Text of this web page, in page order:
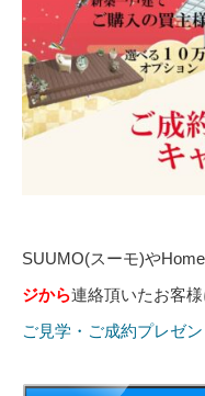
SUUMO(スーモ)や
ジから連絡頂いたお客様
ご見学・ご成約プレゼン